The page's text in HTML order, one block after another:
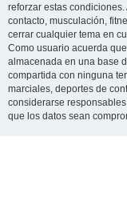
reforzar estas
contacto, musculación,
cerrar cualquier tema en
Como usuario acuerda
almacenada en una base
compartida con ninguna
marciales, deportes de
considerarse
que los datos sean